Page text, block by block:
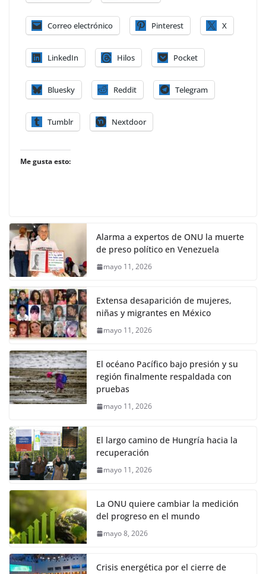
Correo electrónico Pinterest X
LinkedIn Hilos Pocket
Bluesky Reddit Telegram
Tumblr Nextdoor
Me gusta esto:
Alarma a expertos de ONU la muerte
de preso político en Venezuela
mayo 11, 2026
Extensa desaparición de mujeres,
niñas y migrantes en México
mayo 11, 2026
El océano Pacífico bajo presión y su
región finalmente respaldada con
pruebas
mayo 11, 2026
El largo camino de Hungría hacia la
recuperación
mayo 11, 2026
La ONU quiere cambiar la medición
del progreso en el mundo
mayo 8, 2026
Crisis energética por el cierre de